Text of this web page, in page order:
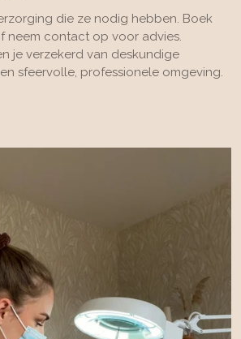
die ze nodig hebben. Boek
neem contact op voor advies.
je verzekerd van deskundige
sfeervolle, professionele omgeving.